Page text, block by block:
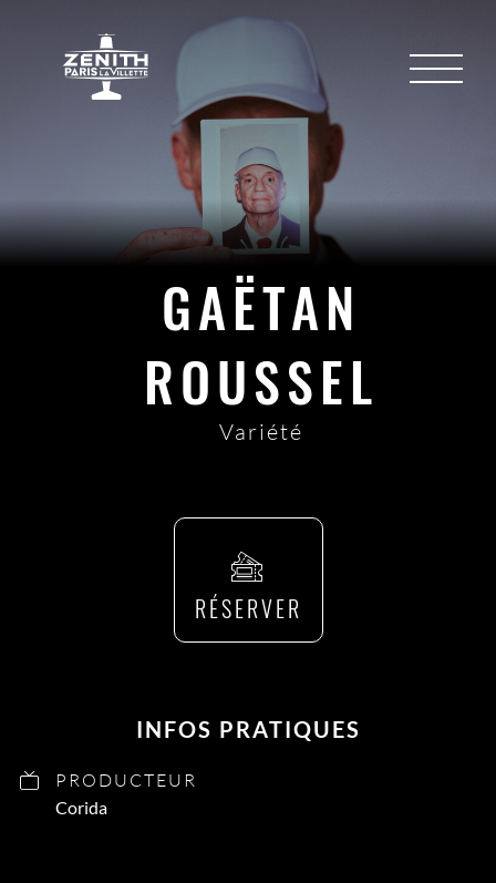
GAËTAN
ROUSSEL
Variété
RÉSERVER
INFOS PRATIQUES
PRODUCTEUR
Corida